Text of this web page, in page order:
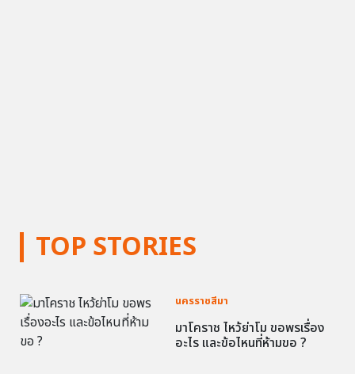
TOP STORIES
นครราชสีมา
มาโคราช ไหว้ย่าโม ขอพรเรื่อง
อะไร และข้อไหนที่ห้ามขอ ?